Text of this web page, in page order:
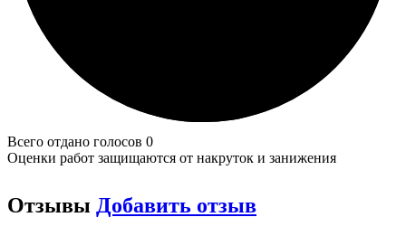
Всего отдано голосов 0
Оценки работ защищаются от накруток и занижения
Отзывы Добавить отзыв